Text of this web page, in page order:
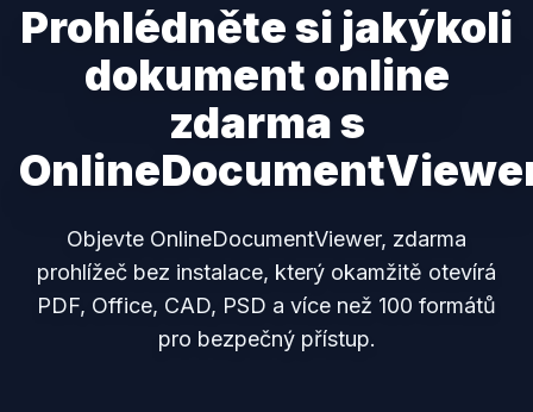
Prohlédněte si jakýkoli
dokument online
zdarma s
Objevte OnlineDocumentViewer, zdarma
prohlížeč bez instalace, který okamžitě otevírá
PDF, Office, CAD, PSD a více než 100 formátů
pro bezpečný přístup.